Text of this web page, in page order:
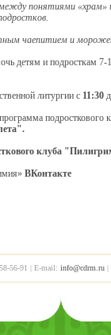
между понятиями
чаепитием и
детям и подросткам
литургии с 11:30
подросткового
.
клуба
ВКонтакте
56-91 | E-mail: info@cdrm.ru|